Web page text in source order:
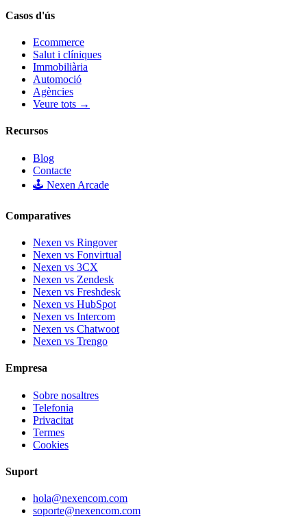
Casos d'ús
Ecommerce
Salut i clíniques
Immobiliària
Automoció
Agències
Veure tots →
Recursos
Blog
Contacte
🕹️ Nexen Arcade
Comparatives
Nexen vs Ringover
Nexen vs Fonvirtual
Nexen vs 3CX
Nexen vs Zendesk
Nexen vs Freshdesk
Nexen vs HubSpot
Nexen vs Intercom
Nexen vs Chatwoot
Nexen vs Trengo
Empresa
Sobre nosaltres
Telefonia
Privacitat
Termes
Cookies
Suport
hola@nexencom.com
soporte@nexencom.com